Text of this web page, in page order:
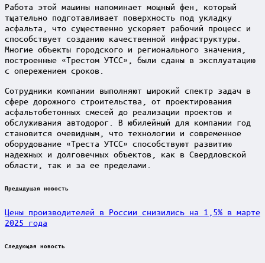
Работа этой машины напоминает мощный фен, который
тщательно подготавливает поверхность под укладку
асфальта, что существенно ускоряет рабочий процесс и
способствует созданию качественной инфраструктуры.
Многие объекты городского и регионального значения,
построенные «Трестом УТСС», были сданы в эксплуатацию
с опережением сроков.
Сотрудники компании выполняют широкий спектр задач в
сфере дорожного строительства, от проектирования
асфальтобетонных смесей до реализации проектов и
обслуживания автодорог. В юбилейный для компании год
становится очевидным, что технологии и современное
оборудование «Треста УТСС» способствуют развитию
надежных и долговечных объектов, как в Свердловской
области, так и за ее пределами.
Post
Предыдущая новость
Цены производителей в России снизились на 1,5% в марте
2025 года
Следующая новость